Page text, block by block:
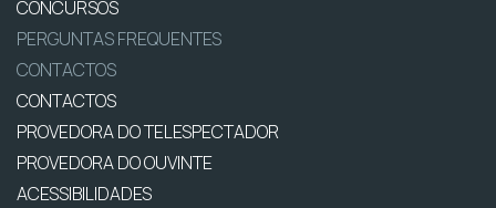
CONCURSOS
PERGUNTAS FREQUENTES
CONTACTOS
CONTACTOS
PROVEDORA DO TELESPECTADOR
PROVEDORA DO OUVINTE
ACESSIBILIDADES